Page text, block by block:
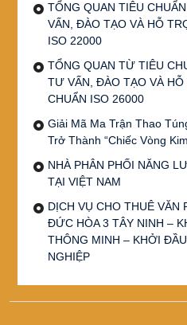
TỔNG QUAN TIÊU
VẤN, ĐÀO TẠO VÀ HỖ
ISO 22000
TỔNG QUAN TỪ TIÊU
TƯ VẤN, ĐÀO TẠO VÀ
CHUẨN ISO 26000
Giải Mã Ma Trận Thao
Trở Thành “Chiếc Vòng
NHÀ PHÂN PHỐI NĂNG
TẠI VIỆT NAM
DỊCH VỤ CHO THUÊ VĂN
ĐỨC HÒA 3 TÂY NINH –
THÔNG MINH – KHỞI
NGHIỆP